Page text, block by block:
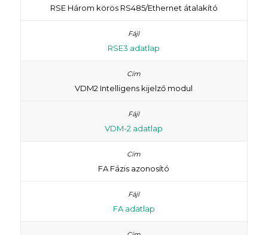
RSE Három körös RS485/Ethernet átalakító
RSE3 adatlap
VDM2 Intelligens kijelző modul
VDM-2 adatlap
FA Fázis azonosító
FA adatlap